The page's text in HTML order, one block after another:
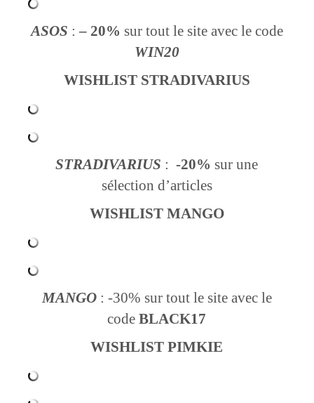
ASOS :– 20% sur tout le site avec le code
WIN20
WISHLIST STRADIVARIUS
STRADIVARIUS :-20% sur une
sélection d’articles
WISHLIST MANGO
MANGO: -30% sur tout le site avec le
codeBLACK17
WISHLIST PIMKIE